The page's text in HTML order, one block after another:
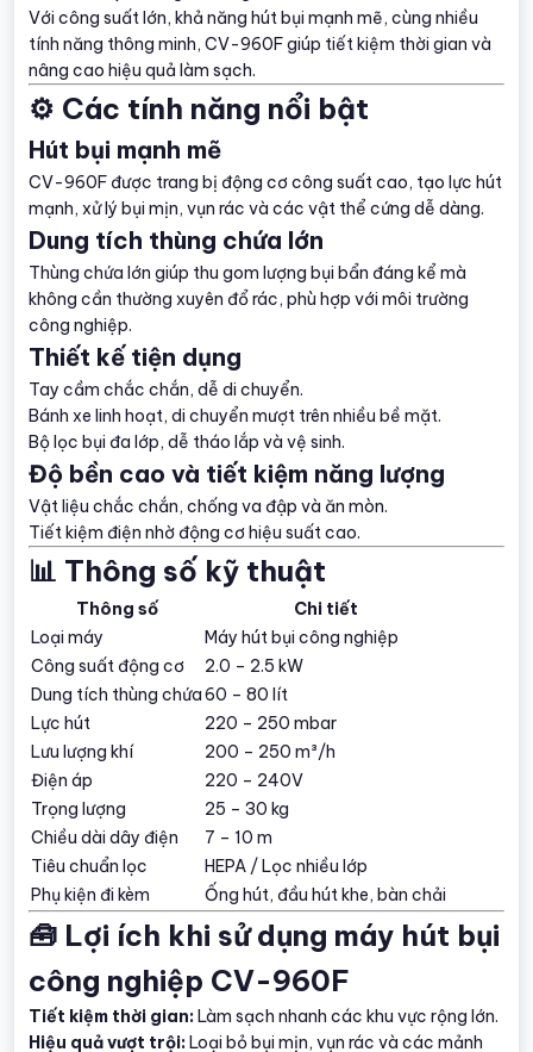
Với công suất lớn, khả năng hút bụi mạnh mẽ, cùng nhiều
tính năng thông minh, CV-960F giúp tiết kiệm thời gian và
nâng cao hiệu quả làm sạch.
⚙️ Các tính năng nổi bật
Hút bụi mạnh mẽ
CV-960F được trang bị động cơ công suất cao, tạo lực hút
mạnh, xử lý bụi mịn, vụn rác và các vật thể cứng dễ dàng.
Dung tích thùng chứa lớn
Thùng chứa lớn giúp thu gom lượng bụi bẩn đáng kể mà
không cần thường xuyên đổ rác, phù hợp với môi trường
công nghiệp.
Thiết kế tiện dụng
Tay cầm chắc chắn, dễ di chuyển.
Bánh xe linh hoạt, di chuyển mượt trên nhiều bề mặt.
Bộ lọc bụi đa lớp, dễ tháo lắp và vệ sinh.
Độ bền cao và tiết kiệm năng lượng
Vật liệu chắc chắn, chống va đập và ăn mòn.
Tiết kiệm điện nhờ động cơ hiệu suất cao.
📊 Thông số kỹ thuật
Thông số
Chi tiết
Loại máy
Máy hút bụi công nghiệp
Công suất động cơ
2.0 – 2.5 kW
Dung tích thùng chứa60 – 80 lít
Lực hút
220 – 250 mbar
Lưu lượng khí
200 – 250 m³/h
Điện áp
220 – 240V
Trọng lượng
25 – 30 kg
Chiều dài dây điện
7 – 10 m
Tiêu chuẩn lọc
HEPA / Lọc nhiều lớp
Phụ kiện đi kèm
Ống hút, đầu hút khe, bàn chải
🧰 Lợi ích khi sử dụng máy hút bụi
công nghiệp CV-960F
Tiết kiệm thời gian:Làm sạch nhanh các khu vực rộng lớn.
Hiệu quả vượt trội:Loại bỏ bụi mịn, vụn rác và các mảnh